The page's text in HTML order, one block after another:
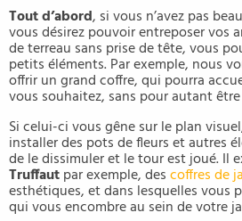
Tout d’abord, si vous n’avez pas
vous désirez pouvoir entreposer vos
de terreau sans prise de tête, vous
petits éléments. Par exemple, nous
offrir un grand coffre, qui pourra
vous souhaitez, sans pour autant
Si celui-ci vous gêne sur le plan
installer des pots de fleurs et autres
de le dissimuler et le tour est joué. Il
Truffautpar exemple, descoffres de
esthétiques, et dans lesquelles vous
qui vous encombre au sein de votre